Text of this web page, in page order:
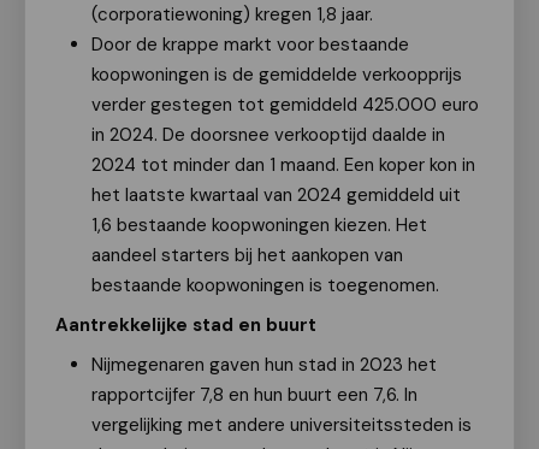
(corporatiewoning) kregen 1,8 jaar.
Door de krappe markt voor bestaande
koopwoningen is de gemiddelde verkoopprijs
verder gestegen tot gemiddeld 425.000 euro
in 2024. De doorsnee verkooptijd daalde in
2024 tot minder dan 1 maand. Een koper kon in
het laatste kwartaal van 2024 gemiddeld uit
1,6 bestaande koopwoningen kiezen. Het
aandeel starters bij het aankopen van
bestaande koopwoningen is toegenomen.
Aantrekkelijke stad en buurt
Nijmegenaren gaven hun stad in 2023 het
rapportcijfer 7,8 en hun buurt een 7,6. In
vergelijking met andere universiteitssteden is